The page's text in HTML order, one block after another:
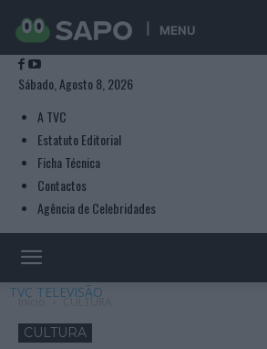
MENU
Sábado, Agosto 8, 2026
A TVC
Estatuto Editorial
Ficha Técnica
Contactos
Agência de Celebridades
TVC TELEVISÃO
Início CULTURA
CULTURA